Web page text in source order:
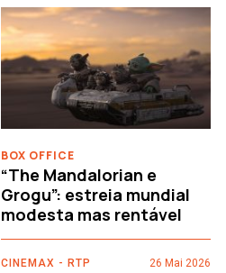
BOX OFFICE
“The Mandalorian e
Grogu”: estreia mundial
modesta mas rentável
CINEMAX - RTP
26 Mai 2026